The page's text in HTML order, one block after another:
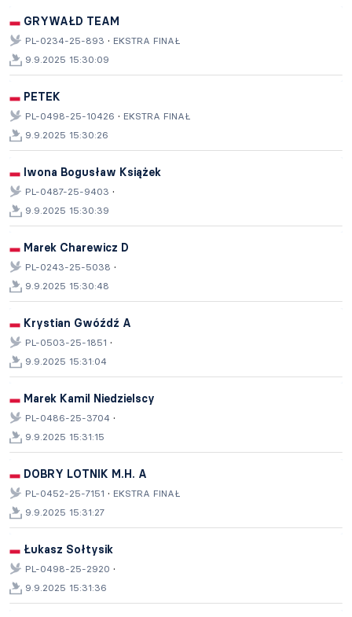
GRYWAŁD TEAM
PL-0234-25-893 · EKSTRA FINAŁ
9.9.2025 15:30:09
PETEK
PL-0498-25-10426 · EKSTRA FINAŁ
9.9.2025 15:30:26
Iwona Bogusław Książek
PL-0487-25-9403 ·
9.9.2025 15:30:39
Marek Charewicz D
PL-0243-25-5038 ·
9.9.2025 15:30:48
Krystian Gwóźdź A
PL-0503-25-1851 ·
9.9.2025 15:31:04
Marek Kamil Niedzielscy
PL-0486-25-3704 ·
9.9.2025 15:31:15
DOBRY LOTNIK M.H. A
PL-0452-25-7151 · EKSTRA FINAŁ
9.9.2025 15:31:27
Łukasz Sołtysik
PL-0498-25-2920 ·
9.9.2025 15:31:36